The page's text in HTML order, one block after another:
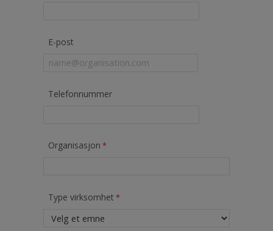
E-post
Telefonnummer
Organisasjon
Type virksomhet